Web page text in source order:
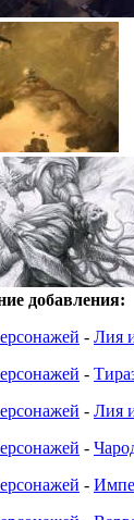
добавления:
- Лия
-
- Лия
-
-